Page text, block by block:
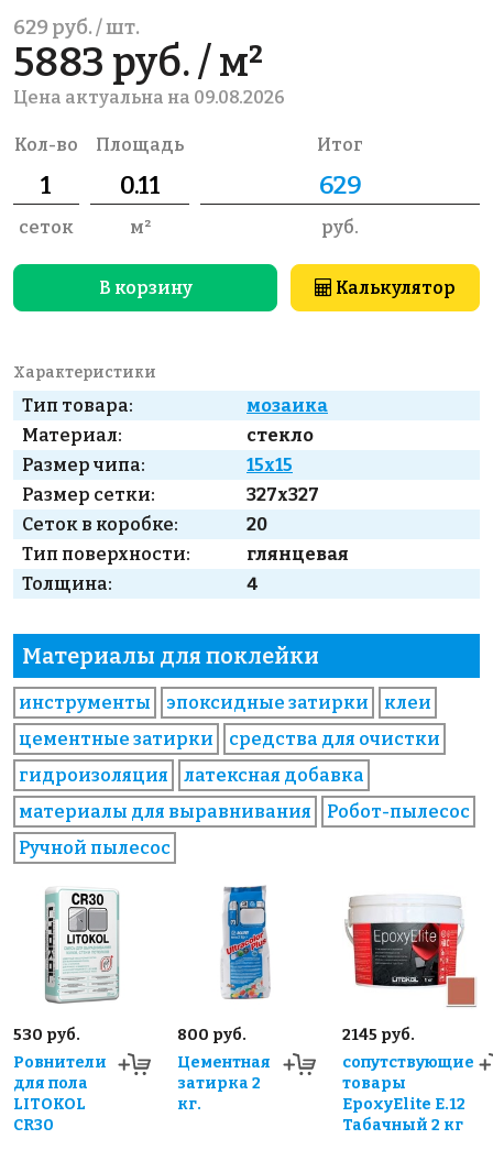
629 руб. / шт.
5883 руб. / м²
Цена актуальна на 09.08.2026
Кол-во
сеток
Площадь
м²
Итог
руб.
В корзину Калькулятор
Характеристики
Тип товара:
мозаика
Материал:
стекло
Размер чипа:
15x15
Размер сетки:
327x327
Сеток в коробке:
20
Тип поверхности:
глянцевая
Толщина:
4
Материалы для поклейки
инструменты эпоксидные затирки
клеи
цементные затирки
средства для очистки
гидроизоляция
латексная добавка
материалы для выравнивания
Робот-пылесос
Ручной пылесос
530 руб.
Ровнители
для пола
LITOKOL
CR30
800 руб.
Цементная
затирка 2
кг.
2145 руб.
сопутствующие
товары
EpoxyElite E.12
Табачный 2 кг